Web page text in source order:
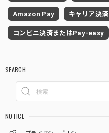
Amazon Pay キャリア決済
コンビニ決済またはPay-easy
SEARCH
NOTICE